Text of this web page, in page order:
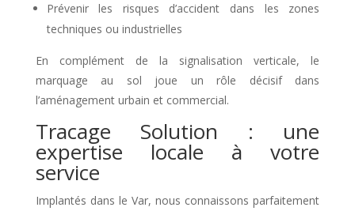
Prévenir les risques d’accident dans les zones
techniques ou industrielles
En complément de la signalisation verticale, le
marquage au sol joue un rôle décisif dans
l’aménagement urbain et commercial.
Tracage Solution : une
expertise locale à votre
service
Implantés dans le Var, nous connaissons parfaitement